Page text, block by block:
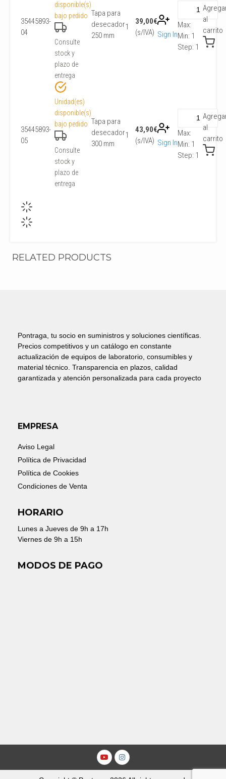
35445893-
04
disponible(s)
bajo pedido
Consulte
stock y
plazo de
entrega
Tapa para
desecador
250 mm
1
39,00€
(s/IVA) Sign In
Max:
Min: 1
Step: 1
al
carrito
35445893-
05
Unidad(es)
disponible(s)
bajo pedido
Consulte
stock y
plazo de
entrega
Tapa para
desecador
300 mm
1
43,90€
(s/IVA) Sign In
Max:
Min: 1
Step: 1
al
carrito
RELATED PRODUCTS
Pontraga, tu socio en suministros y soluciones científicas.
Precios competitivos y un catálogo en constante
actualización de equipos de laboratorio, consumibles y
material técnico. Transparencia en plazos, calidad
garantizada y atención personalizada para cada proyecto
EMPRESA
Aviso Legal
Política de Privacidad
Política de Cookies
Condiciones de Venta
HORARIO
Lunes a Jueves de 9h a 17h
Viernes de 9h a 15h
MODOS DE PAGO
Youtube
Instagram